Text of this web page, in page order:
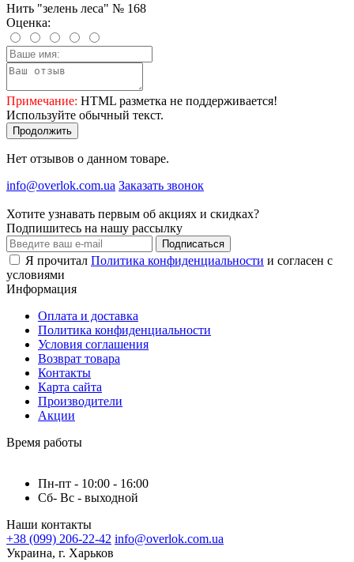
Нить "зелень леса" № 168
Оценка:
Примечание: HTML разметка не поддерживается!
Используйте обычный текст.
Продолжить
Нет отзывов о данном товаре.
info@overlok.com.ua Заказать звонок
Хотите узнавать первым об акциях и скидках?
Подпишитесь на нашу рассылку
Подписаться
Я прочитал Политика конфиденциальности и согласен с
условиями
Информация
Оплата и доставка
Политика конфиденциальности
Условия соглашения
Возврат товара
Контакты
Карта сайта
Производители
Акции
Время работы
Пн-пт - 10:00 - 16:00
Сб- Вс - выходной
Наши контакты
+38 (099) 206-22-42 info@overlok.com.ua
Украина, г. Харьков